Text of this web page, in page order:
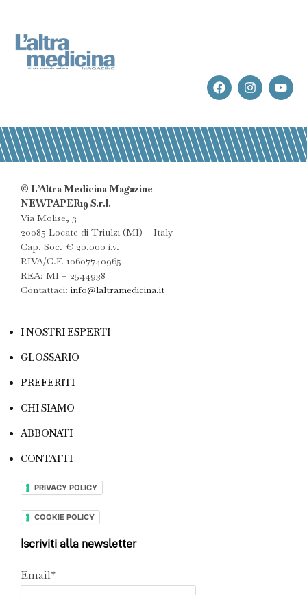
© L’Altra Medicina Magazine
NEWPAPER19 S.r.l.
Via Molise, 3
20085 Locate di Triulzi (MI) – Italy
Cap. Soc. € 20.000 i.v.
P.IVA/C.F. 10607740965
REA: MI – 2544938
Contattaci: info@laltramedicina.it
I NOSTRI ESPERTI
GLOSSARIO
PREFERITI
CHI SIAMO
ABBONATI
CONTATTI
PRIVACY POLICY
COOKIE POLICY
Iscriviti alla newsletter
Email*